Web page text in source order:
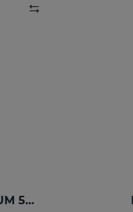
SESPREVEX SCHUTZSCHAUM 50 Ml